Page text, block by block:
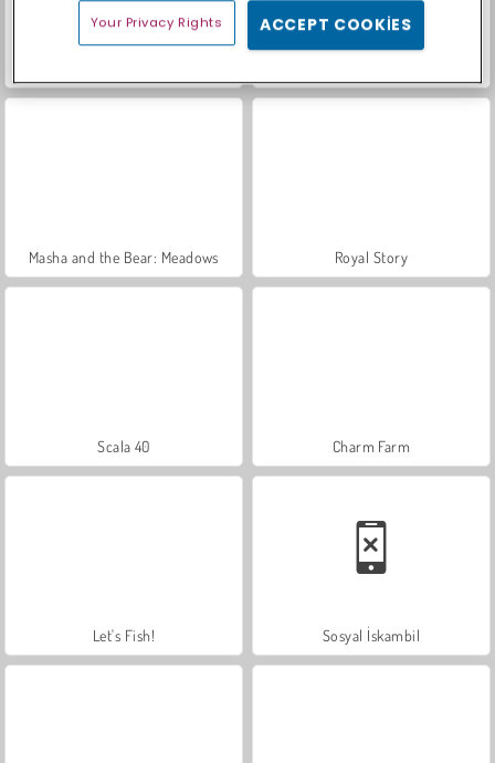
Masha and the Bear: Meadows Royal Story
Scala 40 Charm Farm
Let's Fish! Sosyal İskambil
Your Privacy Rights ACCEPT COOKIES